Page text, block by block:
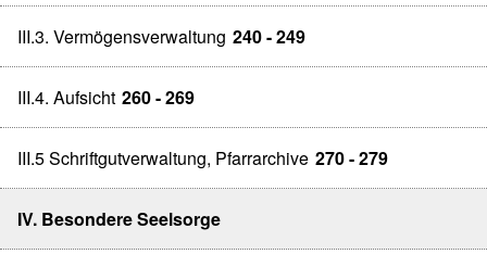
III.3. Vermögensverwaltung 240 - 249
III.4. Aufsicht 260 - 269
III.5 Schriftgutverwaltung, Pfarrarchive 270 - 279
IV. Besondere Seelsorge